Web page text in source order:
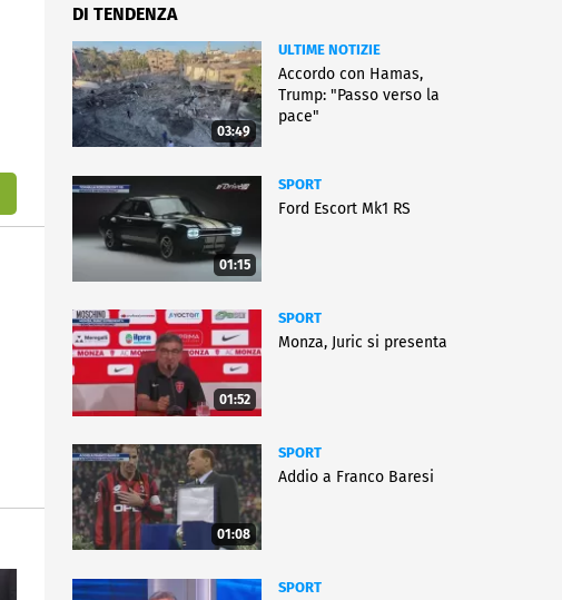
DI TENDENZA
03:49
ULTIME NOTIZIE
Accordo con Hamas,
Trump: "Passo verso la
pace"
01:15
SPORT
Ford Escort Mk1 RS
01:52
SPORT
Monza, Juric si presenta
01:08
SPORT
Addio a Franco Baresi
SPORT